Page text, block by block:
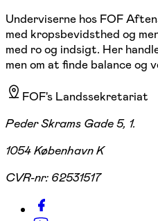
Underviserne hos FOF
med kropsbevidsthed og
med ro og indsigt. Her
men om at finde balance og
FOF's Landssekretariat
Peder Skrams Gade 5, 1.
1054 København K
CVR-nr: 62531517